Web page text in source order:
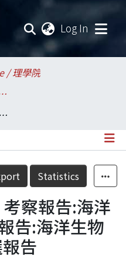
Log In
/ 理學院
海洋研究所
規劃報告:海洋生物部份;III. 地點勘選報告
Statistics
察報告:海洋
告:海洋生物
告